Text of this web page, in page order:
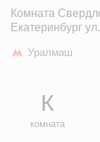
Комната
Екатеринбург
Уралмаш
К
комната